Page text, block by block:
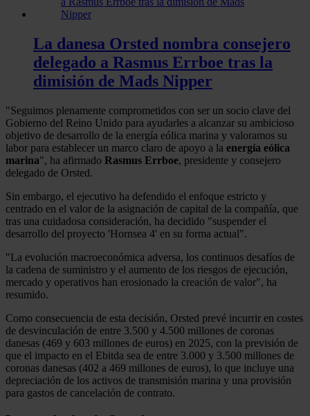
La danesa Orsted nombra consejero
delegado a Rasmus Errboe tras la
dimisión de Mads Nipper
"Seguimos plenamente comprometidos con ser un socio clave del
Gobierno del Reino Unido para ayudarles a alcanzar su ambicioso
objetivo de desarrollo de la energía eólica marina y valoramos su
labor para establecer un marco claro de apoyo a la energía eólica
marina", ha afirmado Rasmus Errboe, presidente y consejero
delegado de Orsted.
Sin embargo, el ejecutivo ha defendido el enfoque estricto y
centrado en el valor de la asignación de capital de la compañía, que
tras una cuidadosa consideración, ha decidido "suspender el
desarrollo del proyecto 'Hornsea 4' en su forma actual".
"La evolución macroeconómica adversa, los continuos desafíos de
la cadena de suministro y el aumento de los riesgos de ejecución,
mercado y operativos han erosionado la creación de valor", ha
resumido.
Como consecuencia de esta decisión, Orsted prevé incurrir en costes
de desvinculación de entre 3.500 y 4.500 millones de coronas
danesas (469 y 603 millones de euros) en 2025, con la previsión de
que el impacto en el Ebitda sea de entre 3.000 y 3.500 millones de
coronas danesas (402 a 469 millones de euros), lo que incluye una
depreciación de los activos de transmisión marina y una provisión
para gastos de cancelación de contrato.